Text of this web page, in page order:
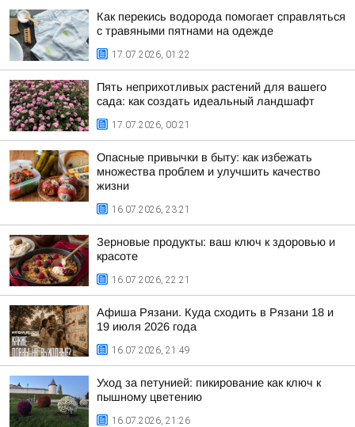
Как перекись водорода помогает справляться
с травяными пятнами на одежде
17.07.2026, 01:22
Пять неприхотливых растений для вашего
сада: как создать идеальный ландшафт
17.07.2026, 00:21
Опасные привычки в быту: как избежать
множества проблем и улучшить качество
жизни
16.07.2026, 23:21
Зерновые продукты: ваш ключ к здоровью и
красоте
16.07.2026, 22:21
Афиша Рязани. Куда сходить в Рязани 18 и
19 июля 2026 года
16.07.2026, 21:49
Уход за петунией: пикирование как ключ к
пышному цветению
16.07.2026, 21:26